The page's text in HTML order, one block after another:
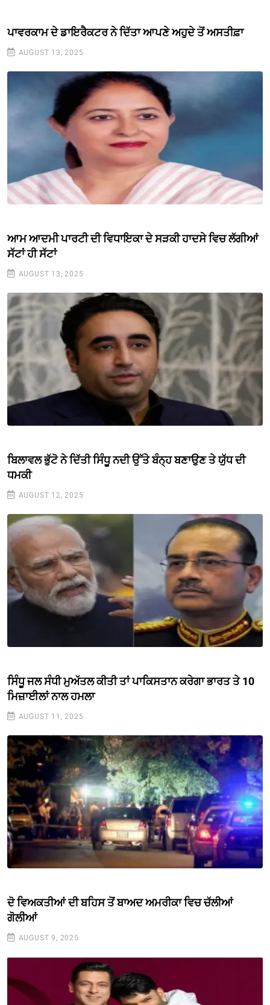
ਪਾਵਰਕਾਮ ਦੇ ਡਾਇਰੈਕਟਰ ਨੇ ਦਿੱਤਾ ਆਪਣੇ ਅਹੁਦੇ ਤੋਂ ਅਸਤੀਫ਼ਾ
AUGUST 13, 2025
ਆਮ ਆਦਮੀ ਪਾਰਟੀ ਦੀ ਵਿਧਾਇਕਾ ਦੇ ਸੜਕੀ ਹਾਦਸੇ ਵਿਚ ਲੱਗੀਆਂ
ਸੱਟਾਂ ਹੀ ਸੱਟਾਂ
AUGUST 13, 2025
ਬਿਲਾਵਲ ਭੁੱਟੋ ਨੇ ਦਿੱਤੀ ਸਿੰਧੂ ਨਦੀ ਉੱਤੇ ਬੰਨ੍ਹ ਬਣਾਉਣ ਤੇ ਯੁੱਧ ਦੀ
ਧਮਕੀ
AUGUST 12, 2025
ਸਿੰਧੂ ਜਲ ਸੰਧੀ ਮੁਅੱਤਲ ਕੀਤੀ ਤਾਂ ਪਾਕਿਸਤਾਨ ਕਰੇਗਾ ਭਾਰਤ ਤੇ 10
ਮਿਜ਼ਾਈਲਾਂ ਨਾਲ ਹਮਲਾ
AUGUST 11, 2025
ਦੋ ਵਿਅਕਤੀਆਂ ਦੀ ਬਹਿਸ ਤੋਂ ਬਾਅਦ ਅਮਰੀਕਾ ਵਿਚ ਚੱਲੀਆਂ
ਗੋਲੀਆਂ
AUGUST 9, 2025